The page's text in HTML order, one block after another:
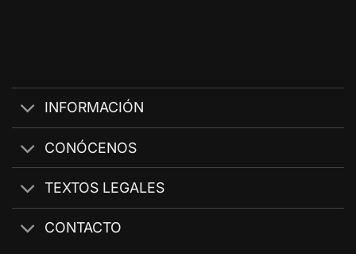
INFORMACIÓN
CONÓCENOS
TEXTOS LEGALES
CONTACTO